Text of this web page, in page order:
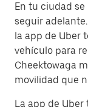
En tu ciudad
seguir
la app de Uber
vehículo para
Cheektowaga
movilidad que
La app de